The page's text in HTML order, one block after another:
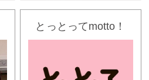
とっとってmotto！